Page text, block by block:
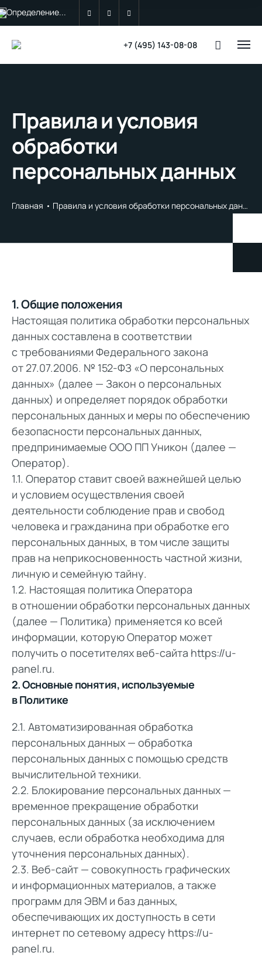
Определение...
+7 (495) 143-08-08
Правила и условия
обработки
персональных данных
Главная Правила и условия обработки персональных данных
1. Общие положения
Настоящая политика обработки персональных
данных составлена в соответствии
с требованиями Федерального закона
от 27.07.2006. № 152-ФЗ «О персональных
данных» (далее — Закон о персональных
данных) и определяет порядок обработки
персональных данных и меры по обеспечению
безопасности персональных данных,
предпринимаемые ООО ПП Уникон (далее —
Оператор).
1.1. Оператор ставит своей важнейшей целью
и условием осуществления своей
деятельности соблюдение прав и свобод
человека и гражданина при обработке его
персональных данных, в том числе защиты
прав на неприкосновенность частной жизни,
личную и семейную тайну.
1.2. Настоящая политика Оператора
в отношении обработки персональных данных
(далее — Политика) применяется ко всей
информации, которую Оператор может
получить о посетителях веб-сайта https://u-
panel.ru.
2. Основные понятия, используемые
в Политике
2.1. Автоматизированная обработка
персональных данных — обработка
персональных данных с помощью средств
вычислительной техники.
2.2. Блокирование персональных данных —
временное прекращение обработки
персональных данных (за исключением
случаев, если обработка необходима для
уточнения персональных данных).
2.3. Веб-сайт — совокупность графических
и информационных материалов, а также
программ для ЭВМ и баз данных,
обеспечивающих их доступность в сети
интернет по сетевому адресу https://u-
panel.ru.